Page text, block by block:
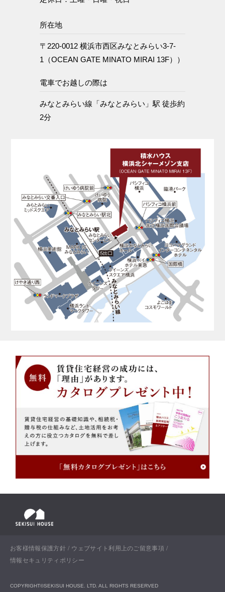
所在地
〒220-0012 横浜市西区みなとみらい3-7-
1（OCEAN GATE MINATO MIRAI 13F））
電車でお越しの際は
みなとみらい線「みなとみらい」駅 徒歩約
2分
お客様情報保護方針
ウェブサイト利用上のご留意事項
情報セキュリティポリシー
COPYRIGHT©SEKISUI HOUSE. LTD. ALL RIGHTS RESERVED